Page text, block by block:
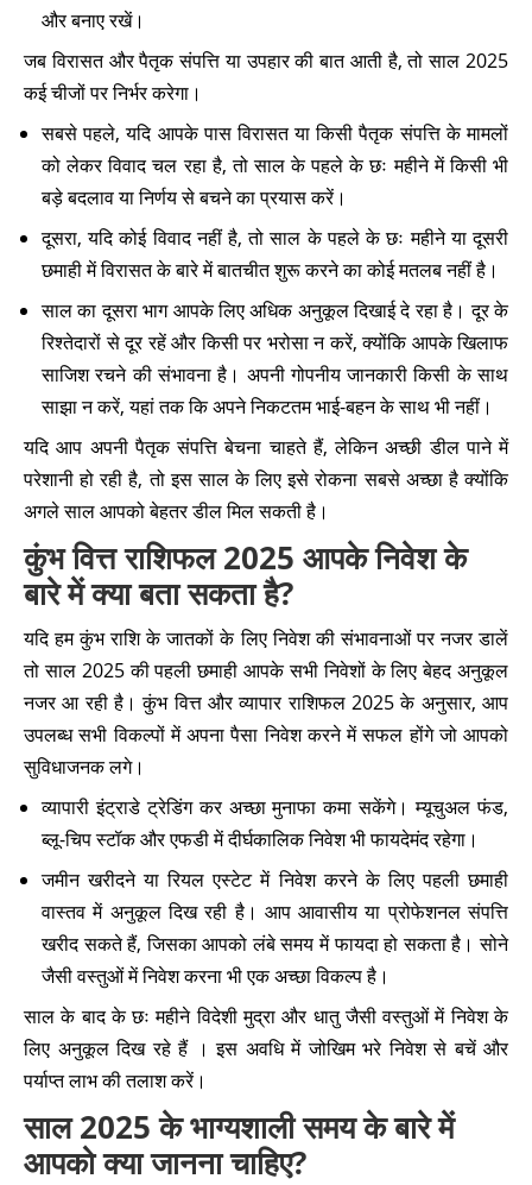
और बनाए रखें।
जब विरासत और पैतृक संपत्ति या उपहार की बात आती है, तो साल 2025
कई चीजों पर निर्भर करेगा।
सबसे पहले, यदि आपके पास विरासत या किसी पैतृक संपत्ति के मामलों
को लेकर विवाद चल रहा है, तो साल के पहले के छः महीने में किसी भी
बड़े बदलाव या निर्णय से बचने का प्रयास करें।
दूसरा, यदि कोई विवाद नहीं है, तो साल के पहले के छः महीने या दूसरी
छमाही में विरासत के बारे में बातचीत शुरू करने का कोई मतलब नहीं है।
साल का दूसरा भाग आपके लिए अधिक अनुकूल दिखाई दे रहा है। दूर के
रिश्तेदारों से दूर रहें और किसी पर भरोसा न करें, क्योंकि आपके खिलाफ
साजिश रचने की संभावना है। अपनी गोपनीय जानकारी किसी के साथ
साझा न करें, यहां तक ​​कि अपने निकटतम भाई-बहन के साथ भी नहीं।
यदि आप अपनी पैतृक संपत्ति बेचना चाहते हैं, लेकिन अच्छी डील पाने में
परेशानी हो रही है, तो इस साल के लिए इसे रोकना सबसे अच्छा है क्योंकि
अगले साल आपको बेहतर डील मिल सकती है।
कुंभ वित्त राशिफल 2025 आपके निवेश के
बारे में क्या बता सकता है?
यदि हम कुंभ राशि के जातकों के लिए निवेश की संभावनाओं पर नजर डालें
तो साल 2025 की पहली छमाही आपके सभी निवेशों के लिए बेहद अनुकूल
नजर आ रही है। कुंभ वित्त और व्यापार राशिफल 2025 के अनुसार, आप
उपलब्ध सभी विकल्पों में अपना पैसा निवेश करने में सफल होंगे जो आपको
सुविधाजनक लगे।
व्यापारी इंट्राडे ट्रेडिंग कर अच्छा मुनाफा कमा सकेंगे। म्यूचुअल फंड,
ब्लू-चिप स्टॉक और एफडी में दीर्घकालिक निवेश भी फायदेमंद रहेगा।
जमीन खरीदने या रियल एस्टेट में निवेश करने के लिए पहली छमाही
वास्तव में अनुकूल दिख रही है। आप आवासीय या प्रोफेशनल संपत्ति
खरीद सकते हैं, जिसका आपको लंबे समय में फायदा हो सकता है। सोने
जैसी वस्तुओं में निवेश करना भी एक अच्छा विकल्प है।
साल के बाद के छः महीने विदेशी मुद्रा और धातु जैसी वस्तुओं में निवेश के
लिए अनुकूल दिख रहे हैं । इस अवधि में जोखिम भरे निवेश से बचें और
पर्याप्त लाभ की तलाश करें।
साल 2025 के भाग्यशाली समय के बारे में
आपको क्या जानना चाहिए?